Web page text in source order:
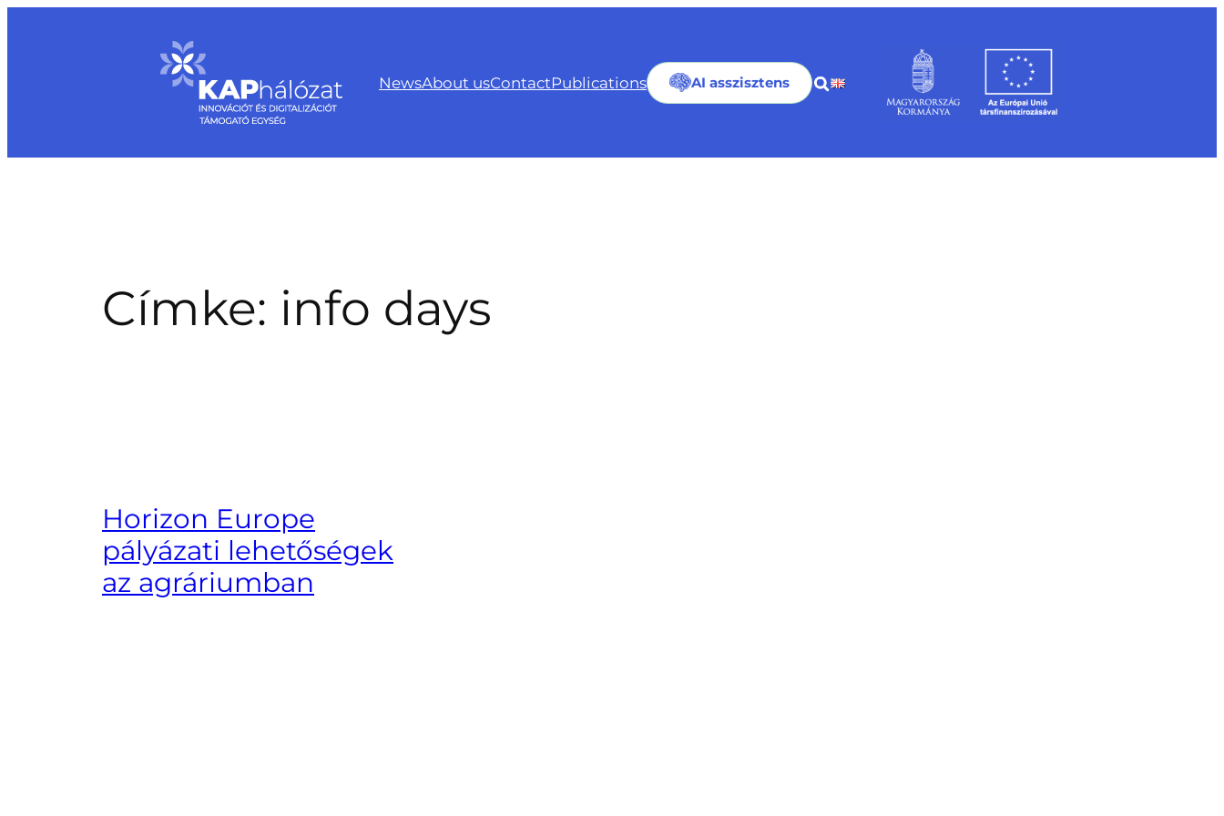
NewsAbout usContactPublications AI asszisztens
Címke: info days
Horizon Europe
pályázati lehetőségek
az agráriumban